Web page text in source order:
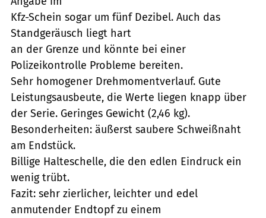
Kfz-Schein sogar um fünf Dezibel. Auch das
Standgeräusch liegt hart
an der Grenze und könnte bei einer
Polizeikontrolle Probleme bereiten.
Sehr homogener Drehmomentverlauf. Gute
Leistungsausbeute, die Werte liegen knapp über
der Serie. Geringes Gewicht (2,46 kg).
Besonderheiten: äußerst saubere Schweißnaht
am Endstück.
Billige Halteschelle, die den edlen Eindruck ein
wenig trübt.
Fazit: sehr zierlicher, leichter und edel
anmutender Endtopf zu einem